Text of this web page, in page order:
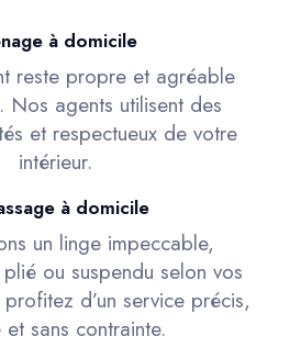
à domicile
reste propre et agréable
Nos agents utilisent des
et respectueux de votre
intérieur.
à domicile
un linge impeccable,
ou suspendu selon vos
d’un service précis,
sans contrainte.